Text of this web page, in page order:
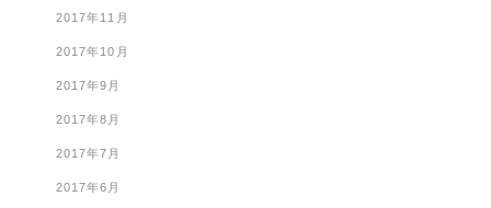
2017年11月
2017年10月
2017年9月
2017年8月
2017年7月
2017年6月